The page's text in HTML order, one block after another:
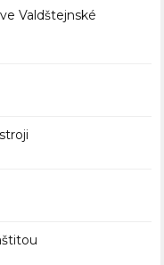
Valdštejnské